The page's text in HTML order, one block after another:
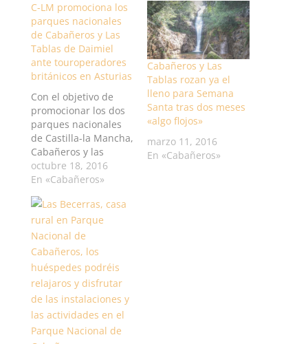
C-LM promociona los
parques nacionales
de Cabañeros y Las
Tablas de Daimiel
ante touroperadores
británicos en Asturias
Con el objetivo de
promocionar los dos
parques nacionales
de Castilla-la Mancha,
Cabañeros y las
Tablas de Daimiel, el
Gobierno de Castilla-
La Mancha, de la
mano de la Oficina
Española de Turismo
en Londres, ha
participado en un
'workshop' en
Asturias para 10
touroperadores
británicos. La reunión
se ha llevado…
octubre 18, 2016
En «Cabañeros»
Cabañeros y Las
Tablas rozan ya el
lleno para Semana
Santa tras dos meses
«algo flojos»
marzo 11, 2016
En «Cabañeros»